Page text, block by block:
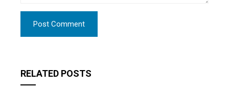
RELATED POSTS